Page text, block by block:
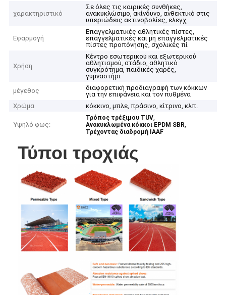
χαρακτηριστικό
Σε όλες τις καιρικές συνθήκες,
ανακυκλώσιμο, ακίνδυνο, ανθεκτικό στις
υπεριώδεις ακτινοβολίες, ελεγχ
Εφαρμογή
Επαγγελματικές αθλητικές πίστες,
επαγγελματικές και μη επαγγελματικές
πίστες προπόνησης, σχολικές πί
Χρήση
Κέντρο εσωτερικού και εξωτερικού
αθλητισμού, στάδιο, αθλητικό
συγκρότημα, παιδικές χαρές,
γυμναστήρι
μέγεθος
διαφορετική προδιαγραφή των κόκκων
για την επιφάνεια και τον πυθμένα
Χρώμα
κόκκινο, μπλε, πράσινο, κίτρινο, κλπ.
Υψηλό φως:
Τρόπος τρέξιμου TUV,
Ανακυκλωμένα κόκκοι EPDM SBR,
Τρέχοντας διαδρομή IAAF
Τύποι τροχιάς